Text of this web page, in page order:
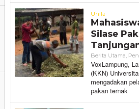
Unila
Silase
Berita Utama
VoxLampung,
(KKN)
mengadakan
pakan ternak